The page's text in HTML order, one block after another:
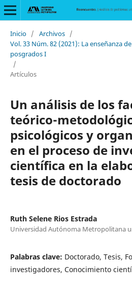
Inicio / Archivos /
Vol. 33 Núm. 82 (2021): La enseñanza
posgrados I
/
Artículos
Un análisis de los
teórico-
psicológicos y
en el proceso de
científica en la
tesis de doctorado
Ruth Selene Rios Estrada
Universidad Autónoma Metropolitana
Palabras clave: Doctorado, Tesis,
investigadores, Conocimiento